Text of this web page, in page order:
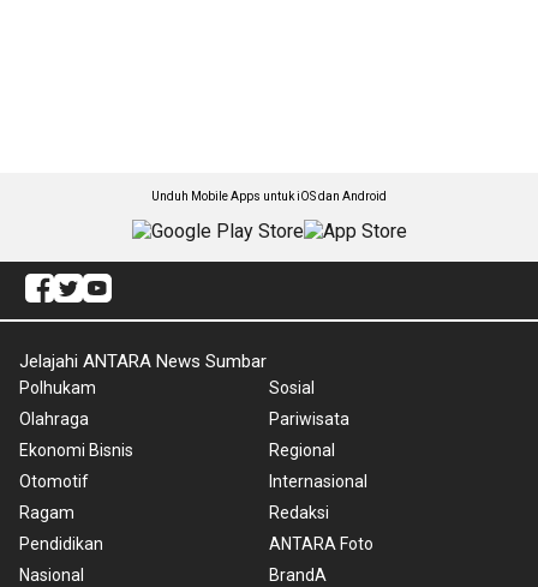
Unduh Mobile Apps untuk iOS dan Android
Jelajahi ANTARA News Sumbar
Polhukam
Olahraga
Ekonomi Bisnis
Otomotif
Ragam
Pendidikan
Nasional
Sosial
Pariwisata
Regional
Internasional
Redaksi
ANTARA Foto
BrandA